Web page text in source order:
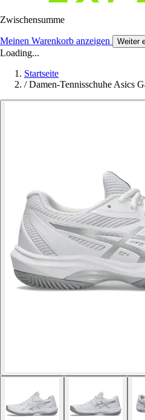
Zwischensumme
Meinen Warenkorb anzeigen Weiter
Loading...
Startseite
/ Damen-Tennisschuhe Asics